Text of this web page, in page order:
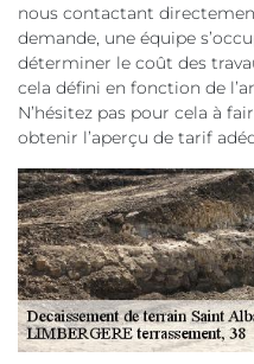
nous contactant
demande, une équipe
déterminer le coût des
cela défini en fonction de
N’hésitez pas pour cela à
obtenir l’aperçu de tarif